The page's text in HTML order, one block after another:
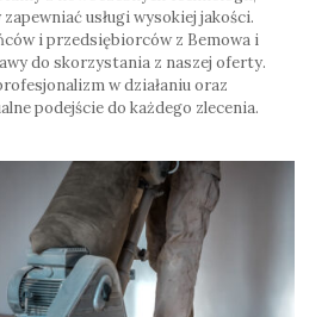
usługi wysokiej jakości.
i przedsiębiorców z Bemowa i
do skorzystania z naszej oferty.
w działaniu oraz
podejście do każdego zlecenia.